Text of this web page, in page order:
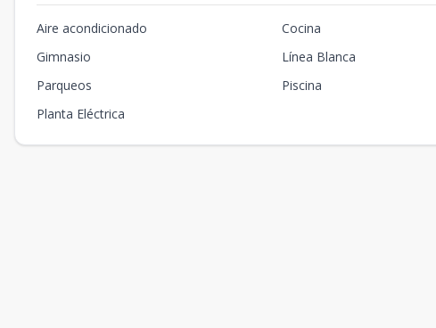
Aire acondicionado Cocina
Gimnasio
Línea Blanca
Parqueos
Piscina
Planta Eléctrica